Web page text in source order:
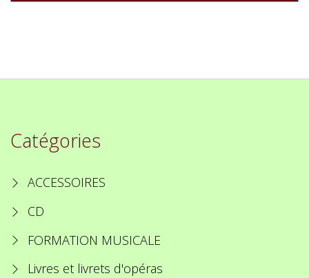
Catégories
ACCESSOIRES
CD
FORMATION MUSICALE
Livres et livrets d'opéras